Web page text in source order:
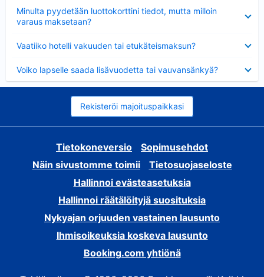
Minulta pyydetään luottokorttini tiedot, mutta milloin
varaus maksetaan?
Vaatiiko hotelli vakuuden tai etukäteismaksun?
Voiko lapselle saada lisävuodetta tai vauvansänkyä?
Rekisteröi majoituspaikkasi
Tietokoneversio
Sopimusehdot
Näin sivustomme toimii
Tietosuojaseloste
Hallinnoi evästeasetuksia
Hallinnoi räätälöityjä suosituksia
Nykyajan orjuuden vastainen lausunto
Ihmisoikeuksia koskeva lausunto
Booking.com yhtiönä